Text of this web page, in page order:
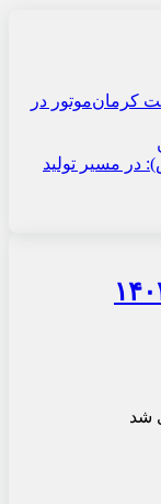
کرمان‌موتور در
در مسیر تولید